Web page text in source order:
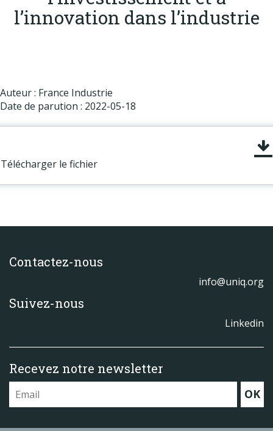
l’innovation dans l’industrie
Auteur : France Industrie
Date de parution : 2022-05-18
Télécharger le fichier
Contactez-nous
info@uniq.org
Suivez-nous
Linkedin
Recevez notre newsletter
OK